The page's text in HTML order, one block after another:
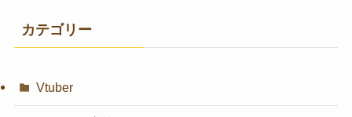
カテゴリー
Vtuber